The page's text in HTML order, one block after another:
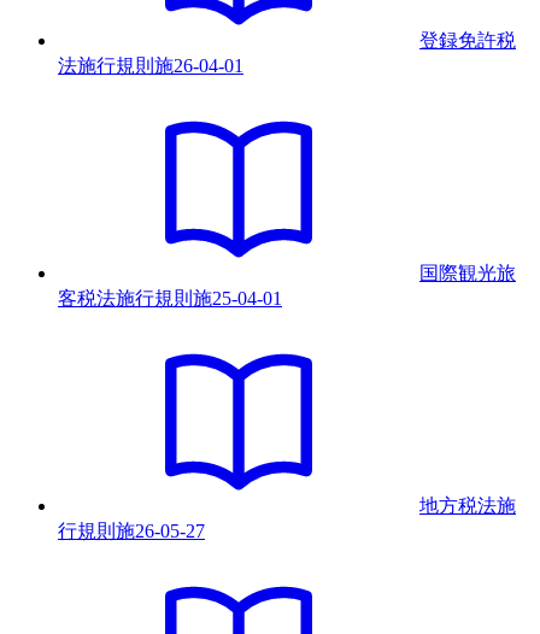
登録免許税
法施行規則 施26-04-01
国際観光旅
客税法施行規則 施25-04-01
地方税法施
行規則 施26-05-27